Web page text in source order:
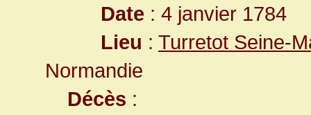
Date : 4 janvier 1784
Lieu : Turretot Seine-
Normandie
Décès :